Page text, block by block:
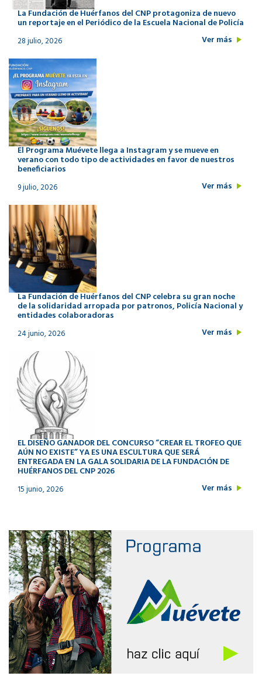
La Fundación de Huérfanos del CNP protagoniza de nuevo
un reportaje en el Periódico de la Escuela Nacional de Policía
28 julio, 2026 Ver más
El Programa Muévete llega a Instagram y se mueve en
verano con todo tipo de actividades en favor de nuestros
beneficiarios
9 julio, 2026 Ver más
La Fundación de Huérfanos del CNP celebra su gran noche
de la solidaridad arropada por patronos, Policía Nacional y
entidades colaboradoras
24 junio, 2026 Ver más
EL DISEÑO GANADOR DEL CONCURSO “CREAR EL TROFEO QUE
AÚN NO EXISTE” YA ES UNA ESCULTURA QUE SERÁ
ENTREGADA EN LA GALA SOLIDARIA DE LA FUNDACIÓN DE
HUÉRFANOS DEL CNP 2026
15 junio, 2026 Ver más